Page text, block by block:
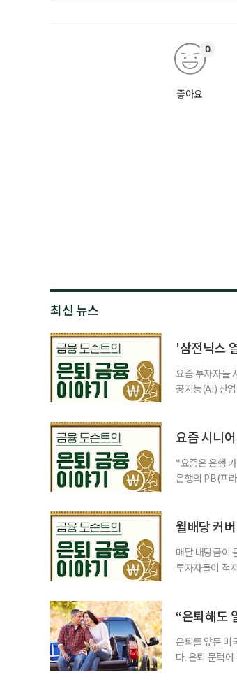
좋아요
0
최신 뉴스
'삼전닉스
요즘 투자자들
공지능(AI) 산
투자자라면 반
요즘 시니
“요즘은 은행
은행의 PB(프
브에서 정보를
월배당 커
매달 배당금이
투자자들이 적
에서도 월배당
“은퇴해도
은퇴를 앞둔 미
다. 은퇴 문턱